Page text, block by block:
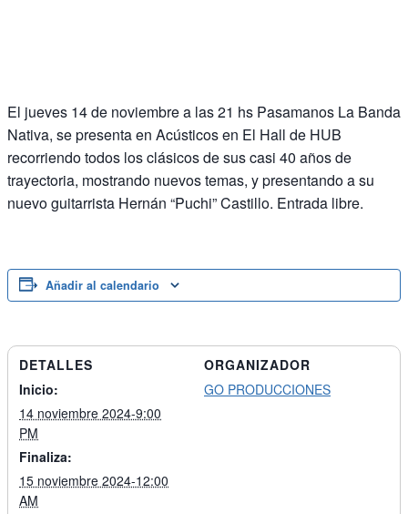
El jueves 14 de noviembre a las 21 hs Pasamanos La Banda
Nativa, se presenta en Acústicos en El Hall de HUB
recorriendo todos los clásicos de sus casi 40 años de
trayectoria, mostrando nuevos temas, y presentando a su
nuevo guitarrista Hernán “Puchi” Castillo. Entrada libre.
Añadir al calendario
DETALLES
Inicio:
14 noviembre 2024-9:00
PM
Finaliza:
15 noviembre 2024-12:00
AM
ORGANIZADOR
GO PRODUCCIONES